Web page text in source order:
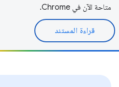
متاحة الآن في Chrome.
قراءة المستند